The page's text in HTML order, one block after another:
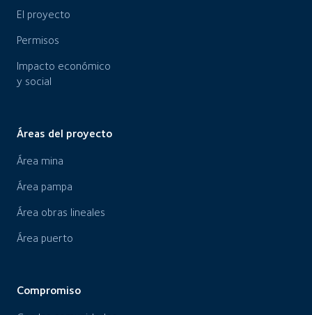
El proyecto
Permisos
Impacto económico
y social
Áreas del proyecto
Área mina
Área pampa
Área obras lineales
Área puerto
Compromiso